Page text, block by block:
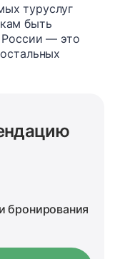
туруслуг
быть
России — это
бронирования